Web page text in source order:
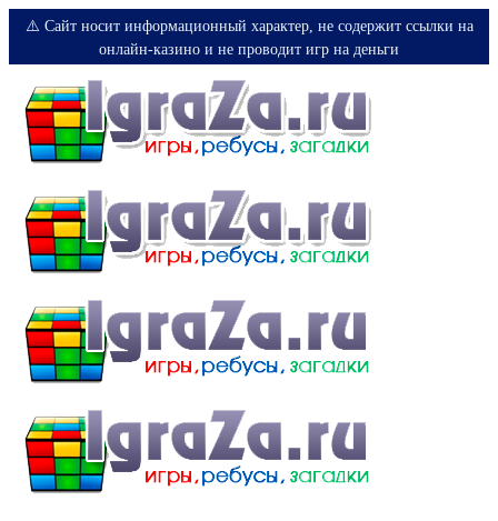
⚠️ Сайт носит информационный характер, не содержит ссылки на
онлайн-казино и не проводит игр на деньги